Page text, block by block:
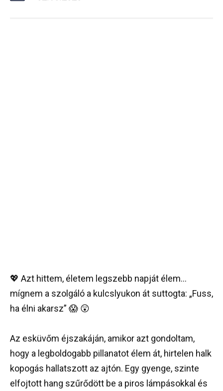
💖 Azt hittem, életem legszebb napját élem…
mígnem a szolgáló a kulcslyukon át suttogta: „Fuss,
ha élni akarsz” 😱 😲
Az esküvőm éjszakáján, amikor azt gondoltam,
hogy a legboldogabb pillanatot élem át, hirtelen halk
kopogás hallatszott az ajtón. Egy gyenge, szinte
elfojtott hang szűrődött be a piros lámpásokkal és